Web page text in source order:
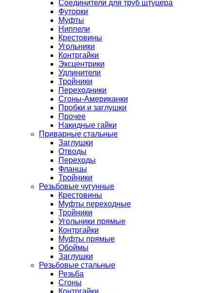
Соединители для труб штуцера
Футорки
Муфты
Ниппели
Крестовины
Угольники
Контргайки
Эксцентрики
Удлинители
Тройники
Переходники
Сгоны-Американки
Пробки и заглушки
Прочее
Накидные гайки
Приварные стальные
Заглушки
Отводы
Переходы
Фланцы
Тройники
Резьбовые чугунные
Крестовины
Муфты переходные
Тройники
Угольники прямые
Контргайки
Муфты прямые
Обоймы
Заглушки
Резьбовые стальные
Резьба
Сгоны